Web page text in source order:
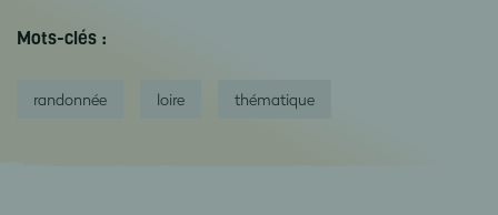
Mots-clés :
randonnée loire thématique